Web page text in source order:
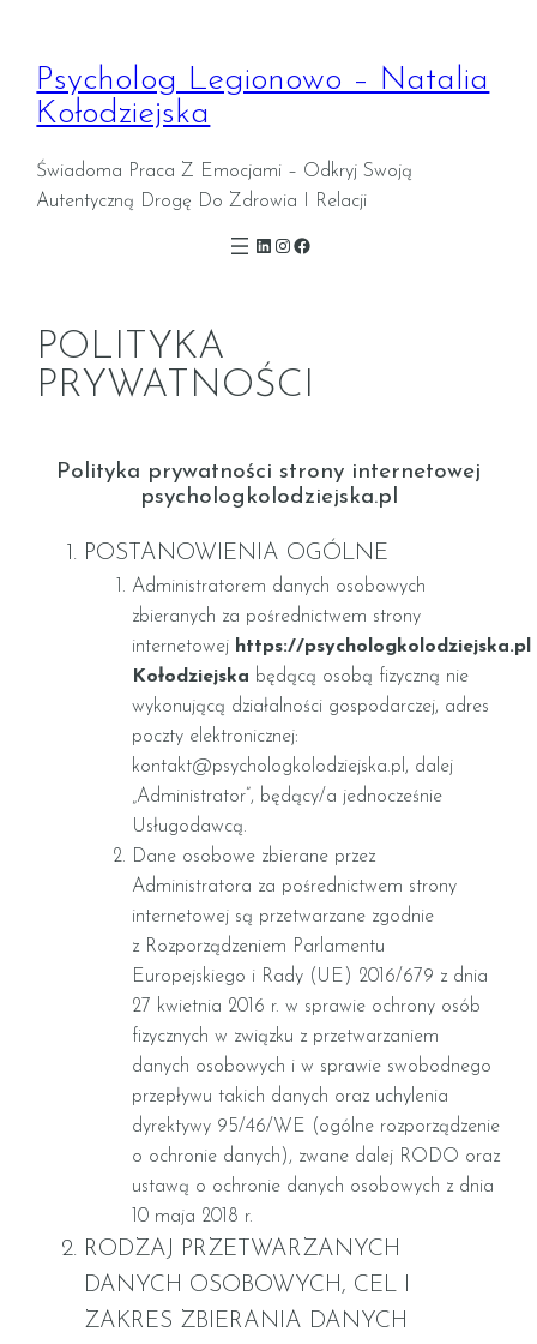
treści
Psycholog Legionowo – Natalia
Kołodziejska
Świadoma Praca Z Emocjami – Odkryj Swoją
Autentyczną Drogę Do Zdrowia I Relacji
LinkedIn
Instagram
Facebook
POLITYKA
PRYWATNOŚCI
Polityka prywatności strony internetowej
psychologkolodziejska.pl
POSTANOWIENIA OGÓLNE
Administratorem danych osobowych
zbieranych za pośrednictwem strony
internetowej https://psychologkolodziejska.pl
Kołodziejska będącą osobą fizyczną nie
wykonującą działalności gospodarczej, adres
poczty elektronicznej:
kontakt@psychologkolodziejska.pl, dalej
„Administrator”, będący/a jednocześnie
Usługodawcą.
Dane osobowe zbierane przez
Administratora za pośrednictwem strony
internetowej są przetwarzane zgodnie
z Rozporządzeniem Parlamentu
Europejskiego i Rady (UE) 2016/679 z dnia
27 kwietnia 2016 r. w sprawie ochrony osób
fizycznych w związku z przetwarzaniem
danych osobowych i w sprawie swobodnego
przepływu takich danych oraz uchylenia
dyrektywy 95/46/WE (ogólne rozporządzenie
o ochronie danych), zwane dalej RODO oraz
ustawą o ochronie danych osobowych z dnia
10 maja 2018 r.
RODZAJ PRZETWARZANYCH
DANYCH OSOBOWYCH, CEL I
ZAKRES ZBIERANIA DANYCH